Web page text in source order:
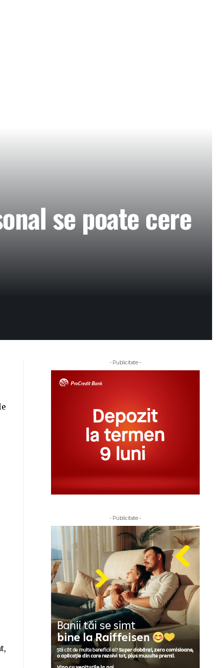
se poate cere
- Publicitate -
- Publicitate -